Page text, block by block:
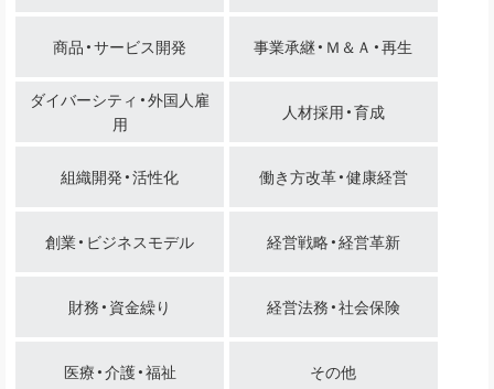
商品・サービス開発 事業承継・Ｍ＆Ａ・再生
ダイバーシティ・外国人雇
用
人材採用・育成
組織開発・活性化 働き方改革・健康経営
創業・ビジネスモデル 経営戦略・経営革新
財務・資金繰り 経営法務・社会保険
医療・介護・福祉 その他